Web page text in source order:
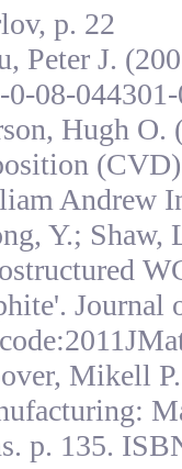
p. 22
Peter J.
0-08-
Hugh O.
Andrew
Y.; Shaw,
Journal
Mikell
p. 135.